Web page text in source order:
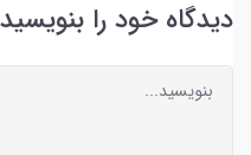
دیدگاه خود را بنویسید